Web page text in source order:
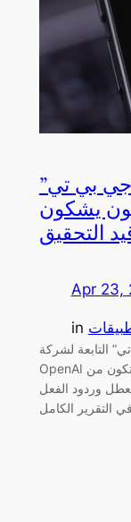
بي تي”
يشكون
التحقيق
Apr 23,
in
لشركة
OpenAI مساء الثلاثاء، ومستخدمون حول العالم يشتكون من
وردود الفعل